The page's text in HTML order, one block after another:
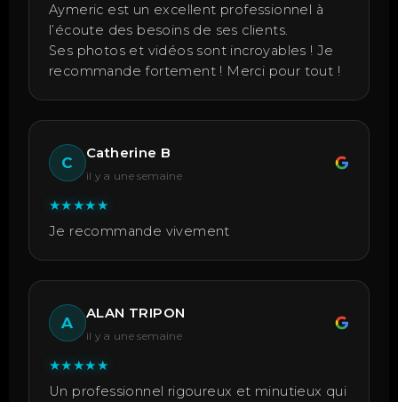
Aymeric est un excellent professionnel à
l’écoute des besoins de ses clients.
Ses photos et vidéos sont incroyables ! Je
recommande fortement ! Merci pour tout !
C
Catherine B
il y a une semaine
★★★★★
Je recommande vivement
A
ALAN TRIPON
il y a une semaine
★★★★★
Un professionnel rigoureux et minutieux qui